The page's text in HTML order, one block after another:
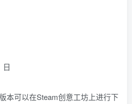
日
本可以在Steam创意工坊上进行下